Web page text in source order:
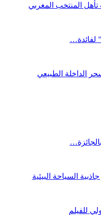
تأهل المنتخب المغربي
لفائدة…
الداخلة الطبيعي
السياحة البيئية